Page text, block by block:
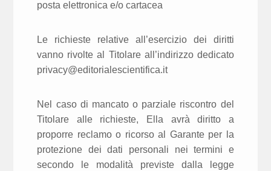
posta elettronica e/o cartacea
Le richieste relative all’esercizio dei diritti
vanno rivolte al Titolare all’indirizzo dedicato
privacy@editorialescientifica.it
Nel caso di mancato o parziale riscontro del
Titolare alle richieste, Ella avrà diritto a
proporre reclamo o ricorso al Garante per la
protezione dei dati personali nei termini e
secondo le modalità previste dalla legge